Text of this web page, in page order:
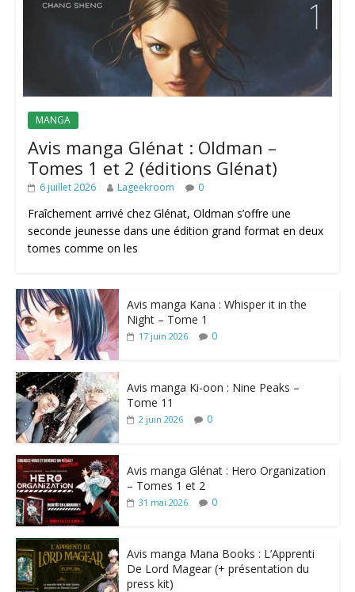
MANGA
Avis manga Glénat : Oldman –
Tomes 1 et 2 (éditions Glénat)
6 juillet 2026 Lageekroom 0
Fraîchement arrivé chez Glénat, Oldman s’offre une
seconde jeunesse dans une édition grand format en deux
tomes comme on les
Avis manga Kana : Whisper it in the
Night – Tome 1
17 juin 2026 0
Avis manga Ki-oon : Nine Peaks –
Tome 11
2 juin 2026 0
Avis manga Glénat : Hero Organization
– Tomes 1 et 2
31 mai 2026 0
Avis manga Mana Books : L’Apprenti
De Lord Magear (+ présentation du
press kit)